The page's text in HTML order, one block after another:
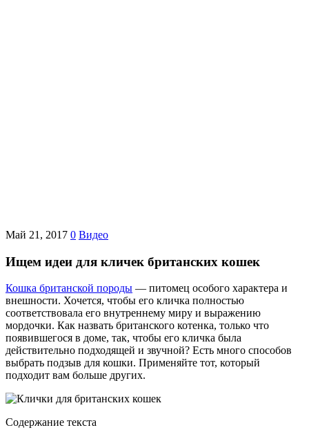
Май 21, 2017 0 Видео
Ищем идеи для кличек британских кошек
Кошка британской породы — питомец особого характера и
внешности. Хочется, чтобы его кличка полностью
соответствовала его внутреннему миру и выражению
мордочки. Как назвать британского котенка, только что
появившегося в доме, так, чтобы его кличка была
действительно подходящей и звучной? Есть много способов
выбрать подзыв для кошки. Применяйте тот, который
подходит вам больше других.
Содержание текста